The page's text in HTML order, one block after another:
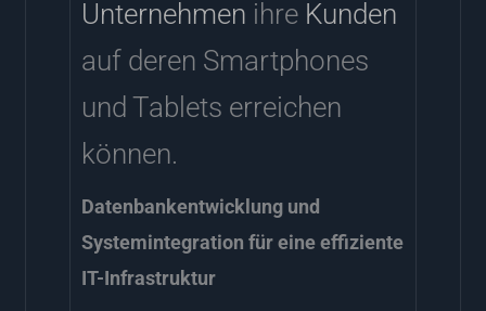
Unternehmen ihre Kunden
auf deren Smartphones
und Tablets erreichen
können.
Datenbankentwicklung und
Systemintegration für eine effiziente
IT-Infrastruktur